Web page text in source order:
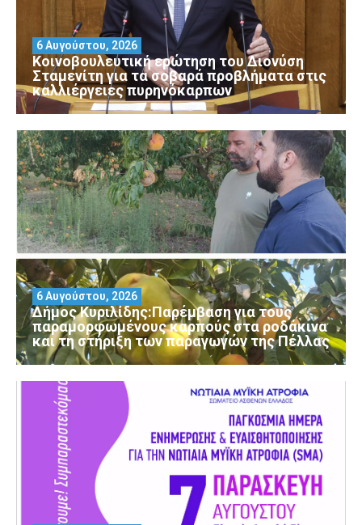
Κοινοβουλευτική ερώτηση του Διονύση
Σταμενίτη για τα σοβαρά προβλήματα στις
καλλιέργειες πυρηνόκαρπων
6 Αυγούστου, 2026
Δήμος Κυριλίδης:Παρέμβαση για τους
παραμορφωμένους καρπούς στα ροδάκινα
και τη στήριξη των παραγωγών της Πέλλας
6 Αυγούστου, 2026